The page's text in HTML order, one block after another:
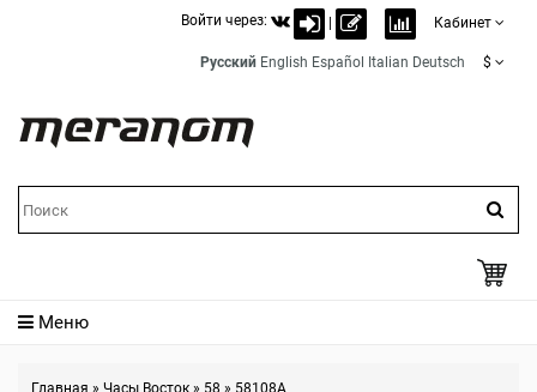
Войти через: Кабинет
Русский English Español Italian Deutsch $
Меню
Главная » Часы Восток » 58 » 58108A